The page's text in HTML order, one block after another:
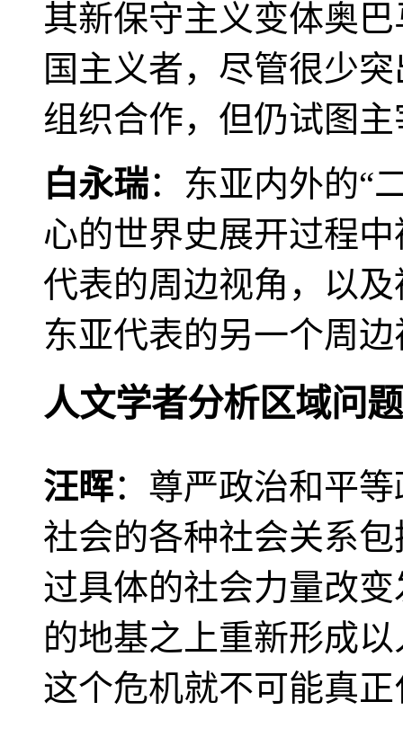
其新保守主义变体奥
国主义者，尽管很少
组织合作，但仍试图
白永瑞：东亚内外的“
心的世界史展开过程
代表的周边视角，以
东亚代表的另一个周
人文学者分析区域问题
汪晖：尊严政治和平
社会的各种社会关系
过具体的社会力量改
的地基之上重新形成
这个危机就不可能真